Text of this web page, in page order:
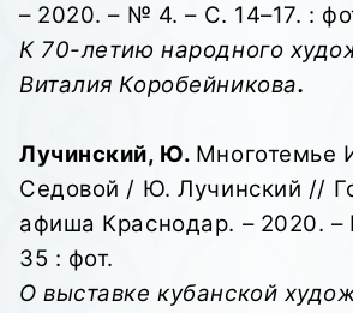
– 2020. – № 4. – С. 14–17. :
К 70-летию народного
Виталия Коробейникова.
Лучинский, Ю. Многотемье
Седовой / Ю. Лучинский //
афиша Краснодар. – 2020.
35 : фот.
О выставке кубанской